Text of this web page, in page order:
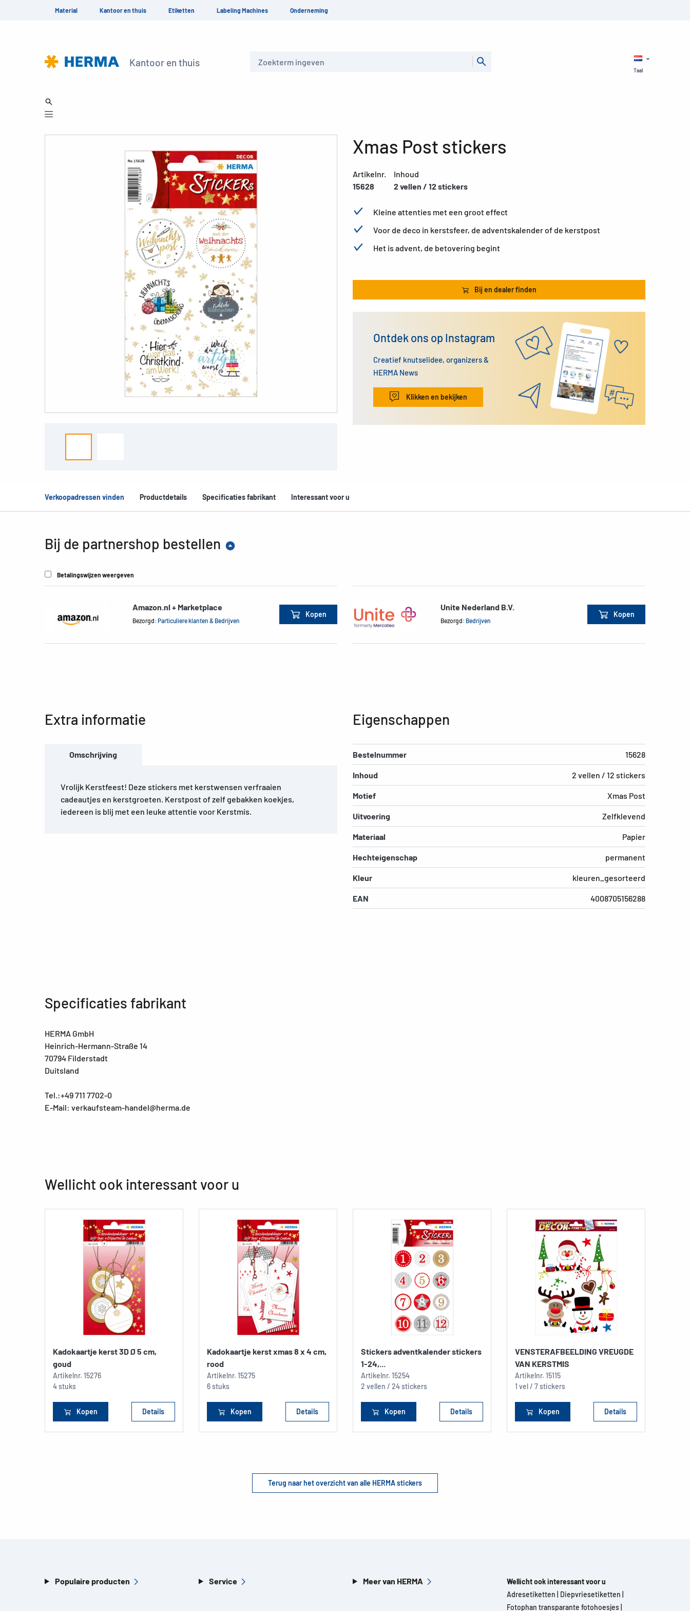
Material Kantoor en thuis Etiketten Labeling Machines Onderneming
Kantoor en thuis
Taal
Xmas Post stickers
Artikelnr.
15628
Inhoud
2 vellen / 12 stickers
Kleine attenties met een groot effect
Voor de deco in kerstsfeer, de adventskalender of de kerstpost
Het is advent, de betovering begint
Bij en dealer finden
Ontdek ons op Instagram
Creatief knutselidee, organizers &
HERMA News
Klikken en bekijken
Verkoopadressen vinden Productdetails Specificaties fabrikant Interessant voor u
Bij de partnershop bestellen
Betalingswijzen weergeven
Amazon.nl + Marketplace
Bezorgd: Particuliere klanten & Bedrijven
Kopen
Unite Nederland B.V.
Bezorgd: Bedrijven
Kopen
Extra informatie
Omschrijving
Vrolijk Kerstfeest! Deze stickers met kerstwensen verfraaien
cadeautjes en kerstgroeten. Kerstpost of zelf gebakken koekjes,
iedereen is blij met een leuke attentie voor Kerstmis.
Eigenschappen
Bestelnummer 15628
Inhoud 2 vellen / 12 stickers
Motief Xmas Post
Uitvoering Zelfklevend
Materiaal Papier
Hechteigenschap permanent
Kleur kleuren_gesorteerd
EAN 4008705156288
Specificaties fabrikant
HERMA GmbH
Heinrich-Hermann-Straße 14
70794 Filderstadt
Duitsland
Tel.:+49 711 7702-0
E-Mail: verkaufsteam-handel@herma.de
Wellicht ook interessant voor u
Kadokaartje kerst 3D Ø 5 cm,
goud
Artikelnr. 15276
4 stuks
Kopen Details
Kadokaartje kerst xmas 8 x 4 cm,
rood
Artikelnr. 15275
6 stuks
Kopen Details
Stickers adventkalender stickers
1-24,...
Artikelnr. 15254
2 vellen / 24 stickers
Kopen Details
VENSTERAFBEELDING VREUGDE
VAN KERSTMIS
Artikelnr. 15115
1 vel / 7 stickers
Kopen Details
Terug naar het overzicht van alle HERMA stickers
Populaire producten Service Meer van HERMA
Wellicht ook interessant voor u
Adresetiketten
Diepvriesetiketten
Fotophan transparante fotohoesjes